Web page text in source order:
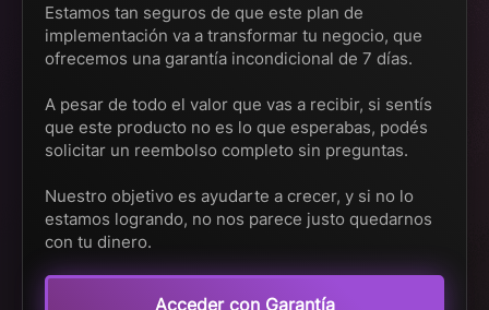
Estamos tan seguros de que este plan de
implementación va a transformar tu negocio, que
ofrecemos una garantía incondicional de 7 días.
A pesar de todo el valor que vas a recibir, si sentís
que este producto no es lo que esperabas, podés
solicitar un reembolso completo sin preguntas.
Nuestro objetivo es ayudarte a crecer, y si no lo
estamos logrando, no nos parece justo quedarnos
con tu dinero.
Acceder con Garantía